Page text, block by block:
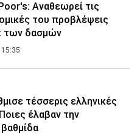
Αναθεωρεί τις
του προβλέψεις
των δασμών
τέσσερις ελληνικές
έλαβαν την